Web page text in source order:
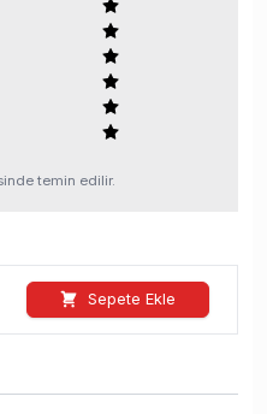
temin edilir.
Sepete Ekle